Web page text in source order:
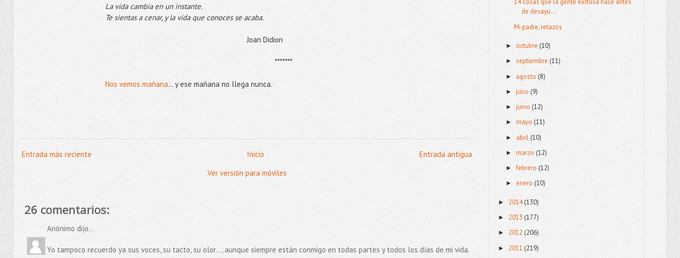
La vida cambia en un instante.
Te sientas a cenar, y la vida que conoces se acaba.
Joan Didion
*******
Nos vemos mañana... y ese mañana no llega nunca.
Entrada más reciente Entrada antigua
Inicio
Ver versión para móviles
26 comentarios:
Anónimo dijo...
Yo tampoco recuerdo ya sus voces, su tacto, su olor..., aunque siempre están conmigo en todas partes y todos los días de mi vida.
14 cosas que la gente exitosa hace antes
de desayu...
Mi padre, retazos
► octubre (10)
►septiembre (11)
► agosto(8)
►julio(9)
►junio(12)
►mayo (11)
► abril(10)
►marzo(12)
►febrero (12)
►enero(10)
► 2014(130)
► 2013 (177)
► 2012 (206)
► 2011 (219)